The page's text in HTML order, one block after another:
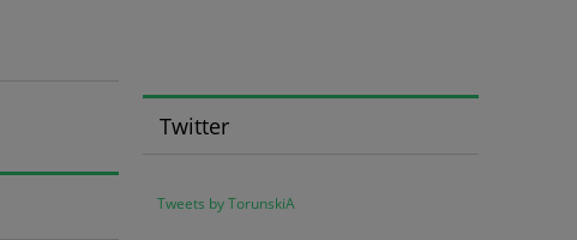
Twitter
Tweets by TorunskiA